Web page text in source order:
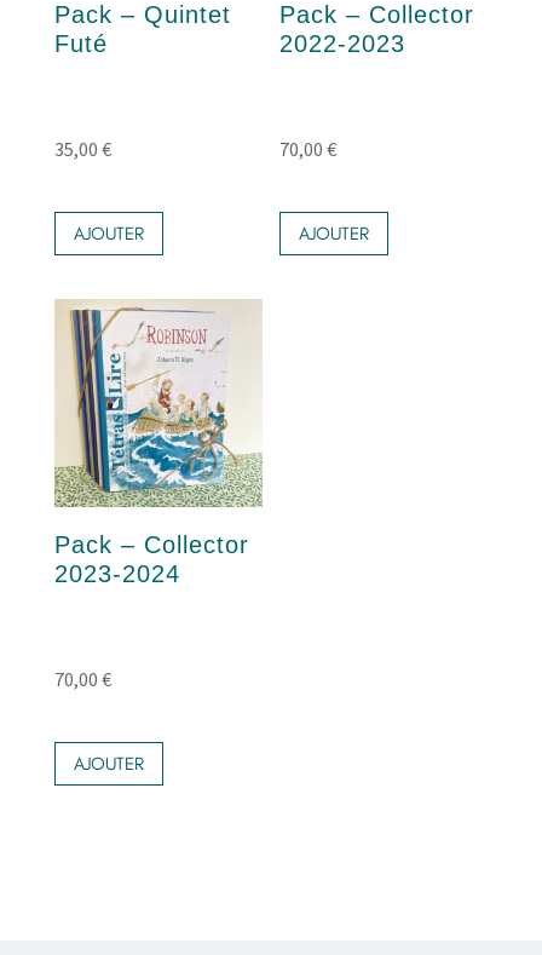
Pack – Quintet
Futé
35,00 €
AJOUTER
Pack – Collector
2022-2023
70,00€
AJOUTER
Pack – Collector
2023-2024
70,00 €
AJOUTER